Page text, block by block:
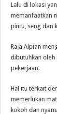
Lalu di lokasi
memanfaatkan
pintu, seng dan
Raja Alpian
dibutuhkan oleh
pekerjaan.
Hal itu terkait
memerlukan
kokoh dan